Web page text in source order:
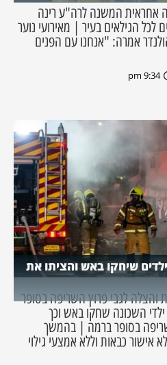
אחראית המשנה לרה"ע רינה
לכל הגילאים בעיר | מאירועי נוער
אמרה: "אנחנו עם הפנים
9:34 pm
שיחקו באש והציתו את
והצלה לגבי פרוץ השריפה בסופר
השכונה שחקו באש וכך
בסופר ברמה | בהמשך
כבאות וללא אמצעי גילוי